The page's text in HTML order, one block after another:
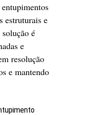
estruturais e
é
e
resolução
e mantendo